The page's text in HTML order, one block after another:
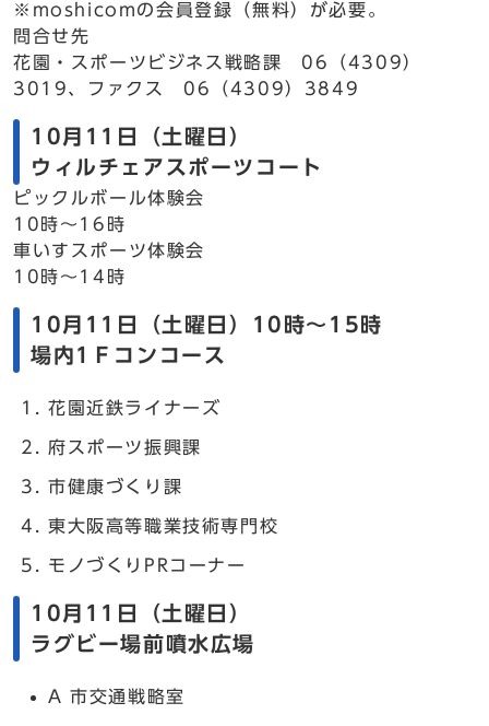
※moshicomの会員登録（無料）が必要。
問合せ先
花園・スポーツビジネス戦略課 06（4309）
3019、ファクス 06（4309）3849
10月11日（土曜日）
ウィルチェアスポーツコート
ピックルボール体験会
10時～16時
車いすスポーツ体験会
10時～14時
10月11日（土曜日）10時～15時
場内1Ｆコンコース
花園近鉄ライナーズ
府スポーツ振興課
市健康づくり課
東大阪高等職業技術専門校
モノづくりPRコーナー
10月11日（土曜日）
ラグビー場前噴水広場
A 市交通戦略室